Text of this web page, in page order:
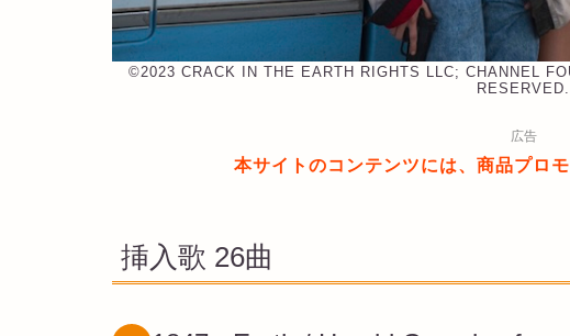
©︎2023 CRACK IN THE EARTH RIGHTS LLC; CHANNEL
RESERVED.
広告
本サイトのコンテンツには、商品プロ
挿入歌 26曲